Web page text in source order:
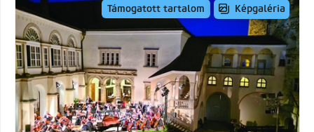
Támogatott tartalom Képgaléria